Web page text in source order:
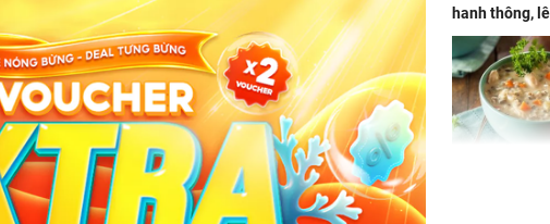
hanh thông,
hóa Rồng
gom hết may
nhà